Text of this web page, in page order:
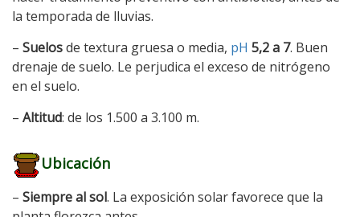
la temporada de lluvias.
– Suelosde textura gruesa o media, pH 5,2 a 7. Buen
drenaje de suelo. Le perjudica el exceso de nitrógeno
en el suelo.
– Altitud: de los 1.500 a 3.100 m.
Ubicación
– Siempre al sol. La exposición solar favorece que la